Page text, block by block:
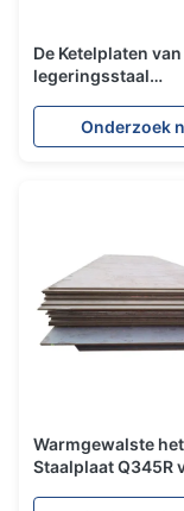
De Ketelplaten
legeringsstaal
Temperatuur
Beïnvloedende
Onderzoek
Warmgewalste het
Staalplaat Q345R